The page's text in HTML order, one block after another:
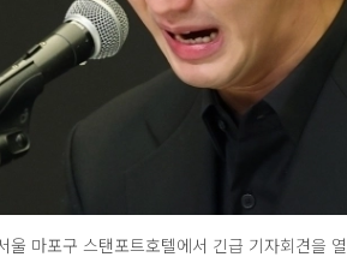
울 마포구 스탠포트호텔에서 긴급 기자회견을